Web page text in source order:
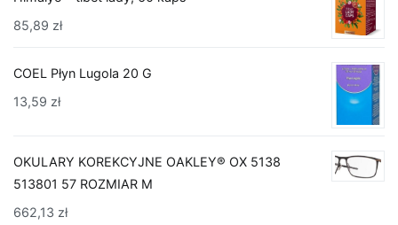
85,89 zł
COEL Płyn Lugola 20 G
13,59 zł
OKULARY KOREKCYJNE OAKLEY® OX 5138
513801 57 ROZMIAR M
662,13 zł